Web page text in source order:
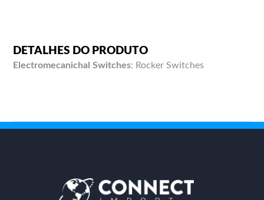
DETALHES DO PRODUTO
Electromecanichal Switches: Rocker Switches